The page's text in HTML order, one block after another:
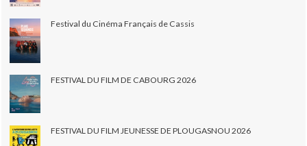
Festival du Cinéma Français de Cassis
FESTIVAL DU FILM DE CABOURG 2026
FESTIVAL DU FILM JEUNESSE DE PLOUGASNOU 2026